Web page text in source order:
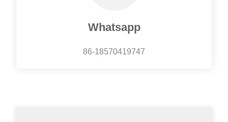
Whatsapp
86-18570419747